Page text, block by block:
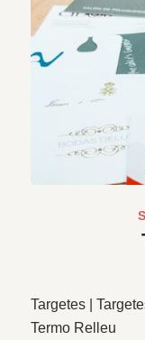
Targetes |
Termo Relleu